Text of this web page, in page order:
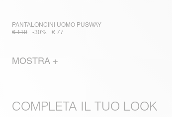
PANTALONCINI UOMO PUSWAY
€ 110
-30% € 77
MOSTRA +
COMPLETA IL TUO LOOK